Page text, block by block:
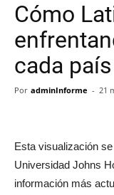
Cómo
cada país
Por adminInforme - 21
Esta visualización
Universidad Johns
información más